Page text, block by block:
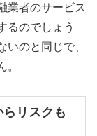
業者のサービス
るのでしょう
のと同じで、
。
リスクも